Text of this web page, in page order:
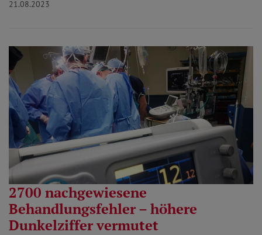
21.08.2023
2700 nachgewiesene
Behandlungsfehler – höhere
Dunkelziffer vermutet